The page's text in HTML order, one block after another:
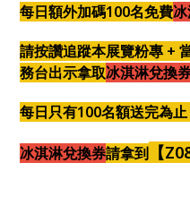
每日額外加碼100名免費
請按讚追蹤本展覽粉專 +
務台出示拿取冰淇淋兌換
每日只有100名額送完為止
冰淇淋兌換券請拿到 【